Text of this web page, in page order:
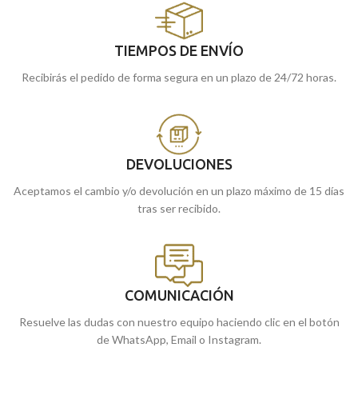
TIEMPOS DE ENVÍO
Recibirás el pedido de forma segura en un plazo de 24/72 horas.
DEVOLUCIONES
Aceptamos el cambio y/o devolución en un plazo máximo de 15 días
tras ser recibido.
COMUNICACIÓN
Resuelve las dudas con nuestro equipo haciendo clic en el botón
de WhatsApp, Email o Instagram.